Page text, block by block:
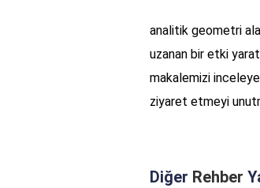
analitik geometri
uzanan bir etki
makalemizi
ziyaret etmeyi
Diğer Rehber